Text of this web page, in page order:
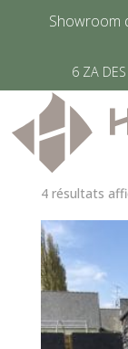
Showroom
6 ZA
Accueil/
I épaisseur
Pièce
4 résultats